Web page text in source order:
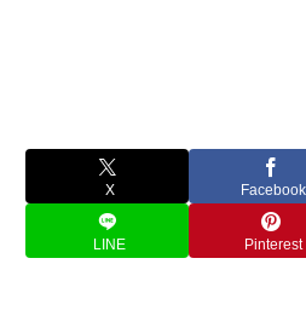
X Facebook
LINE Pinterest